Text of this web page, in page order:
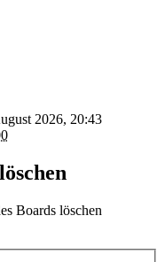
2026, 20:43
Boards löschen